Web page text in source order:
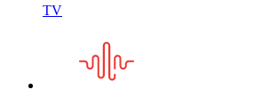
TV